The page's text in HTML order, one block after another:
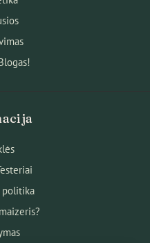
politika